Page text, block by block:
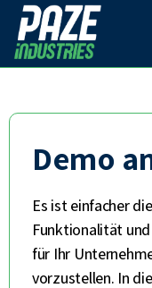
Demo
Es ist einfacher
Funktionalität
für Ihr
vorzustellen. In